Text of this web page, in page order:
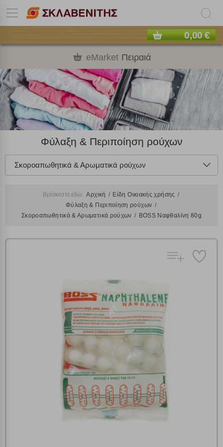
0,00 €
eMarket Πειραιά
Φύλαξη & Περιποίηση ρούχων
Σκοροαπωθητικά & Αρωματικά ρούχων
Βρίσκεστε εδώ: Αρχική
Είδη Οικιακής χρήσης
Φύλαξη & Περιποίηση ρούχων
Σκοροαπωθητικά & Αρωματικά ρούχων
BOSS Ναφθαλίνη 80g
Πολλαπλή αναζήτηση
Χρησιμοποιήστε τη για πιο γρήγορη αναζήτηση
προϊόντων.
Γράψτε τα προϊόντα που επιθυμείτε, με κόμμα ανάμεσά
τους, και κάντε κλικ στο κουμπί "Αναζήτηση". Θα
εμφανιστούν αποτελέσματα από όλες τις Κατηγορίες και
Ρυθμίσεις Cookies